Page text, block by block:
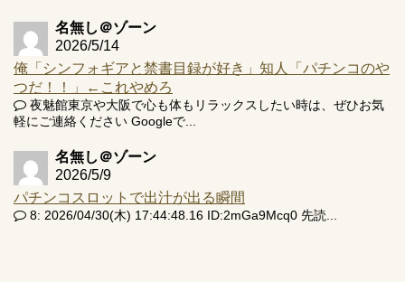
名無し＠ゾーン
2026/5/14
俺「シンフォギアと禁書目録が好き」知人「パチンコのや
つだ！！」←これやめろ
夜魅館東京や大阪で心も体もリラックスしたい時は、ぜひお気
軽にご連絡ください Googleで...
名無し＠ゾーン
2026/5/9
パチンコスロットで出汁が出る瞬間
8: 2026/04/30(木) 17:44:48.16 ID:2mGa9Mcq0 先読...